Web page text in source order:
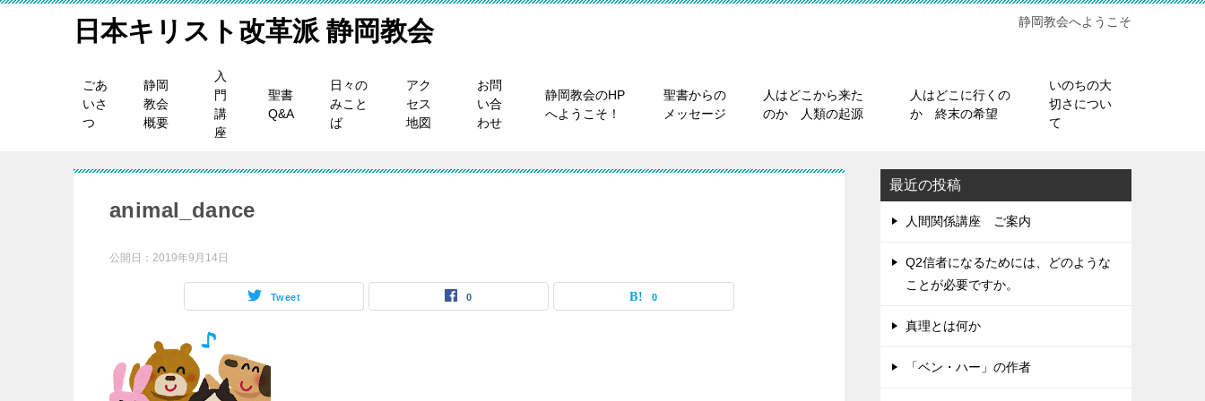
日本キリスト改革派 静岡教会 静岡教会へようこそ
ごあ
いさ
つ
静岡
教会
概要
入
門
講
座
聖書
Q&A
日々の
みこと
ば
アク
セス
地図
お問
い合
わせ
静岡教会のHP
へようこそ！
聖書からの
メッセージ
人はどこから来た
のか 人類の起源
人はどこに行くの
か 終末の希望
いのちの大
切さについ
て
animal_dance
公開日： 2019年9月14日
Tweet 0 0
最近の投稿
人間関係講座 ご案内
Q2信者になるためには、どのような
ことが必要ですか。
真理とは何か
「ベン・ハー」の作者